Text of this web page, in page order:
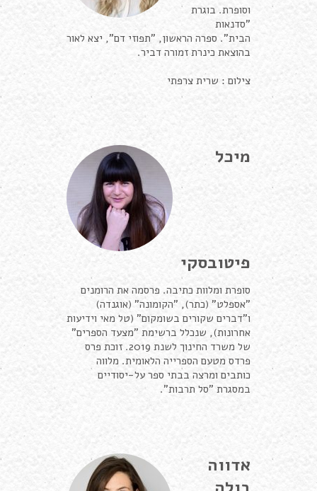
וסופרת. בוגרת
"סדנאות
הבית". ספרה הראשון, "תפוזי דם", יצא לאור
בהוצאת כינרת זמורה דביר.
צילום : שרית צרפתי
מיכל
פיטובסקי
סופרת ומלוות כתיבה. פרסמה את הרומנים
"אספלט" (כתר), "הקומונה" (אוגנדה)
ו"דברים שקורים בשומקום" (טל מאי וידיעות
אחרונות), שנכלל ברשימת "מצעד הספרים"
של משרד החינוך לשנת 2019. זוכת פרס
פרדס מטעם הספרייה הלאומית. מלווה
כותבים ומרצה בבתי ספר על-יסודיים
במסגרת "סל תרבות".
אדווה